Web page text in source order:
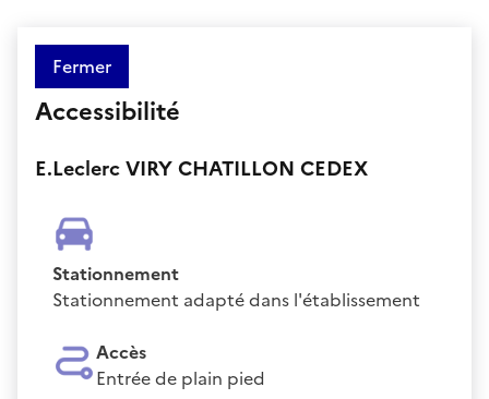
Fermer
Accessibilité
E.Leclerc VIRY CHATILLON CEDEX
Stationnement
Stationnement adapté dans l'établissement
Accès
Entrée de plain pied